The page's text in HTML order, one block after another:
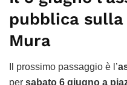
pubblica
Mura
Il prossimo passaggio è l’
per sabato 6 giugno a